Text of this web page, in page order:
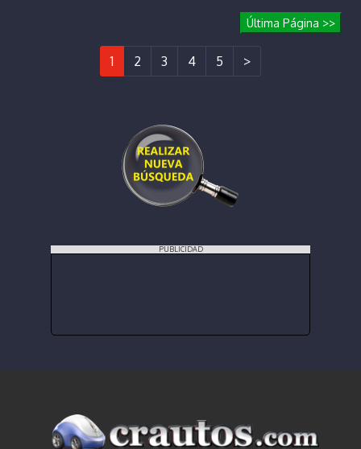
Última Página >>
1 2 3 4 5 >
PUBLICIDAD